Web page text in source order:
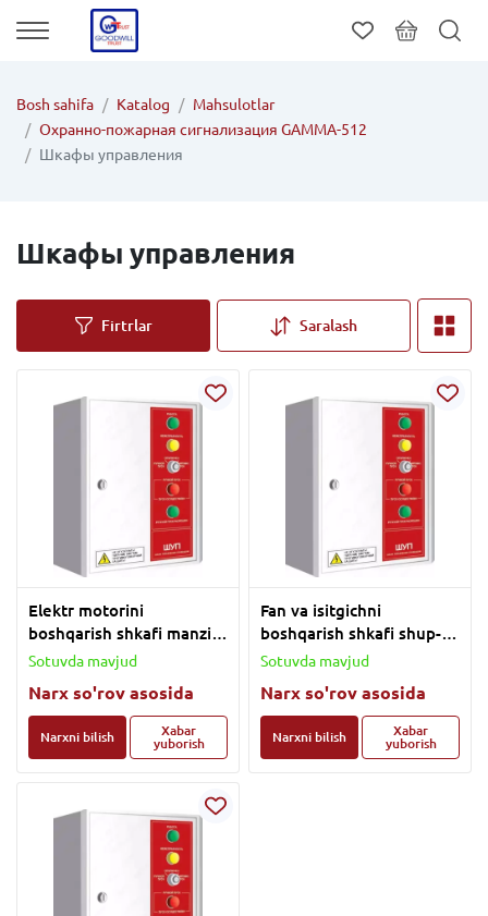
Bosh sahifa Katalog
Mahsulotlar
Охранно-пожарная сигнализация GAMMA-512
Шкафы управления
Шкафы управления
Firtrlar Saralash
Elektr motorini
boshqarish shkafi manzilli
SHoop-3 / SHoop-45
Sotuvda mavjud
Narx so'rov asosida
Narxni bilish
Xabar
yuborish
Fan va isitgichni
boshqarish shkafi shup-3
ISP. 1K
Sotuvda mavjud
Narx so'rov asosida
Narxni bilish
Xabar
yuborish